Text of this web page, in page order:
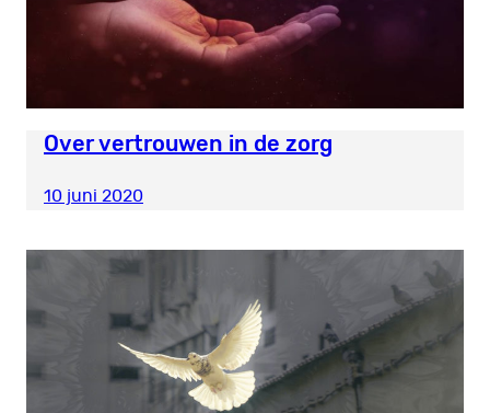
Over vertrouwen in de zorg
10 juni 2020